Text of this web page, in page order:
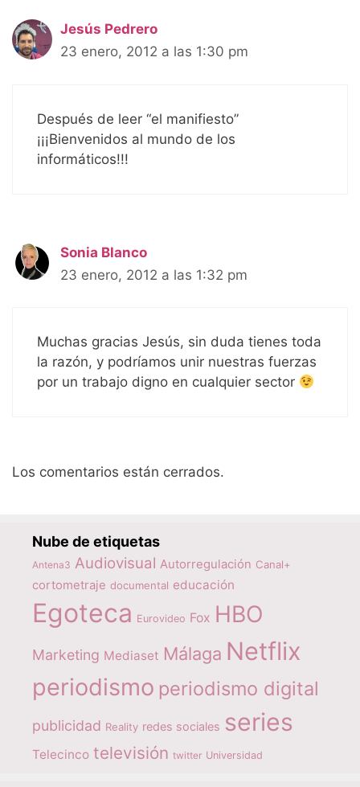
Jesús Pedrero
23 enero, 2012 a las 1:30 pm
Después de leer “el manifiesto”
¡¡¡Bienvenidos al mundo de los
informáticos!!!
Sonia Blanco
23 enero, 2012 a las 1:32 pm
Muchas gracias Jesús, sin duda tienes toda
la razón, y podríamos unir nuestras fuerzas
por un trabajo digno en cualquier sector
Los comentarios están cerrados.
Nube de etiquetas
Antena3 Audiovisual Autorregulación Canal+
cortometraje documental educación
Egoteca Eurovideo Fox HBO
Marketing Mediaset Málaga Netflix
periodismo periodismo digital
publicidad Reality redes sociales series
Telecinco televisión twitter Universidad